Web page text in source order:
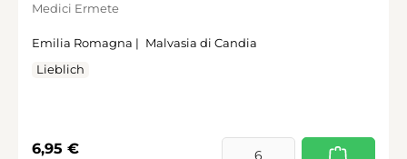
Medici Ermete
Emilia Romagna | Malvasia di Candia
Lieblich
Regulärer Preis:
6,95 €